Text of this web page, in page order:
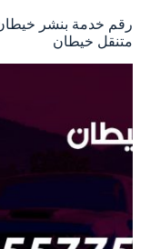
متنقل خيطان